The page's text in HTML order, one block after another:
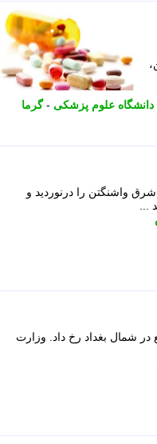
دانشگاه علوم پزشکی -گرما
آتش سوزی مهیبی شرق واشنگتن را درنوردید و
...
در شمال بغداد رخ داد. وزارت